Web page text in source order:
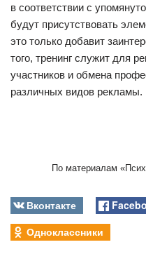
в соответствии с
будут присутствовать
это только добавит
того, тренинг служит для
участников и обмена
различных видов рекламы.
По материалам
Вконтакте
Одноклассники